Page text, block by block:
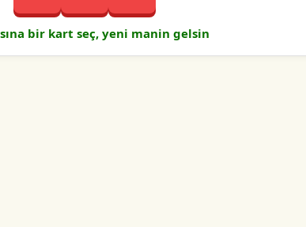
bir kart seç, yeni manin gelsin